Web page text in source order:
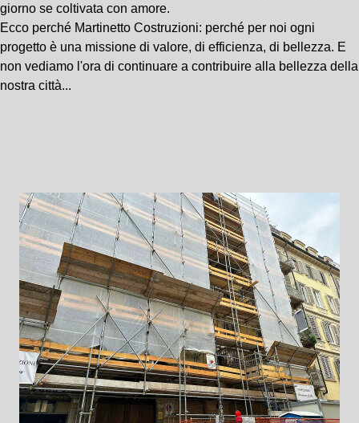
giorno se coltivata con amore.
Ecco perché Martinetto Costruzioni: perché per noi ogni
progetto è una missione di valore, di efficienza, di bellezza. E
non vediamo l'ora di continuare a contribuire alla bellezza della
nostra città...